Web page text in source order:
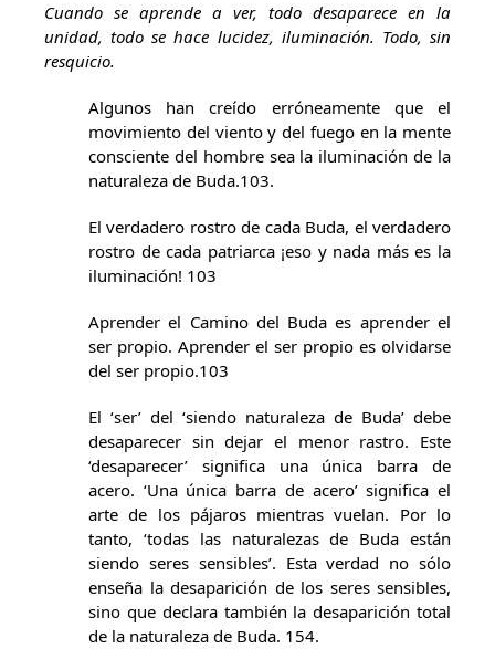
Cuando se aprende a ver, todo desaparece en la
unidad, todo se hace lucidez, iluminación. Todo, sin
resquicio.
Algunos han creído erróneamente que el
movimiento del viento y del fuego en la mente
consciente del hombre sea la iluminación de la
naturaleza de Buda.103.
El verdadero rostro de cada Buda, el verdadero
rostro de cada patriarca ¡eso y nada más es la
iluminación! 103
Aprender el Camino del Buda es aprender el
ser propio. Aprender el ser propio es olvidarse
del ser propio.103
El ‘ser’ del ‘siendo naturaleza de Buda’ debe
desaparecer sin dejar el menor rastro. Este
‘desaparecer’ significa una única barra de
acero. ‘Una única barra de acero’ significa el
arte de los pájaros mientras vuelan. Por lo
tanto, ‘todas las naturalezas de Buda están
siendo seres sensibles’. Esta verdad no sólo
enseña la desaparición de los seres sensibles,
sino que declara también la desaparición total
de la naturaleza de Buda. 154.